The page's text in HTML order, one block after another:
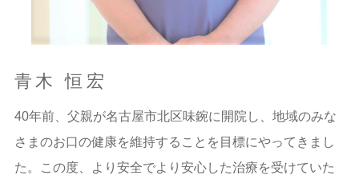
青木 恒宏
40年前、父親が名古屋市北区味鋺に開院し、地域のみな
さまのお口の健康を維持することを目標にやってきまし
た。この度、より安全でより安心した治療を受けていた